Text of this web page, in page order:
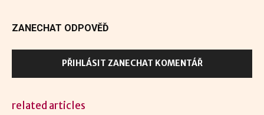
ZANECHAT ODPOVĚĎ
PŘIHLÁSIT ZANECHAT KOMENTÁŘ
related articles